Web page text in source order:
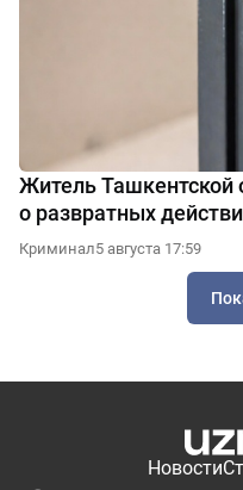
Житель Ташкентской
о развратных
Криминал5 августа 17:59
Новости